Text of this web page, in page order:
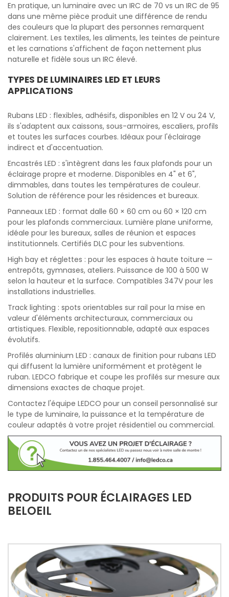
En pratique, un luminaire avec un IRC de 70 vs un IRC de 95
dans une même pièce produit une différence de rendu
des couleurs que la plupart des personnes remarquent
clairement. Les textiles, les aliments, les teintes de peinture
et les carnations s'affichent de façon nettement plus
naturelle et fidèle sous un IRC élevé.
TYPES DE LUMINAIRES LED ET LEURS
APPLICATIONS
Rubans LED : flexibles, adhésifs, disponibles en 12 V ou 24 V,
ils s'adaptent aux caissons, sous-armoires, escaliers, profils
et toutes les surfaces courbes. Idéaux pour l'éclairage
indirect et d'accentuation.
Encastrés LED : s'intègrent dans les faux plafonds pour un
éclairage propre et moderne. Disponibles en 4" et 6",
dimmables, dans toutes les températures de couleur.
Solution de référence pour les résidences et bureaux.
Panneaux LED : format dalle 60 × 60 cm ou 60 × 120 cm
pour les plafonds commerciaux. Lumière plane uniforme,
idéale pour les bureaux, salles de réunion et espaces
institutionnels. Certifiés DLC pour les subventions.
High bay et réglettes : pour les espaces à haute toiture —
entrepôts, gymnases, ateliers. Puissance de 100 à 500 W
selon la hauteur et la surface. Compatibles 347V pour les
installations industrielles.
Track lighting : spots orientables sur rail pour la mise en
valeur d'éléments architecturaux, commerciaux ou
artistiques. Flexible, repositionnable, adapté aux espaces
évolutifs.
Profilés aluminium LED : canaux de finition pour rubans LED
qui diffusent la lumière uniformément et protègent le
ruban. LEDCO fabrique et coupe les profilés sur mesure aux
dimensions exactes de chaque projet.
Contactez l'équipe LEDCO pour un conseil personnalisé sur
le type de luminaire, la puissance et la température de
couleur adaptés à votre projet résidentiel ou commercial.
PRODUITS POUR ÉCLAIRAGES LED
BELOEIL